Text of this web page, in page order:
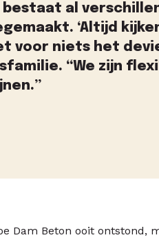
al
‘Altijd
voor niets het
“We zijn
Dam Beton ooit ontstond,